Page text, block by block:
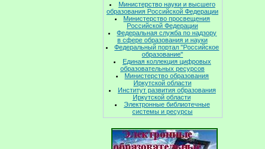
Министерство науки и высшего
образования Российской Федерации
Министерство просвещения
Российской Федерации
Федеральная служба по надзору
в сфере образования и науки
Федеральный портал "Российское
образование"
Единая коллекция цифровых
образовательных ресурсов
Министерство образования
Иркутской области
Институт развития образования
Иркутской области
Электронные библиотечные
системы и ресурсы